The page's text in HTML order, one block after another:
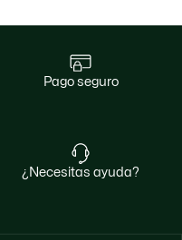
pago seguro
¿necesitas ayuda?